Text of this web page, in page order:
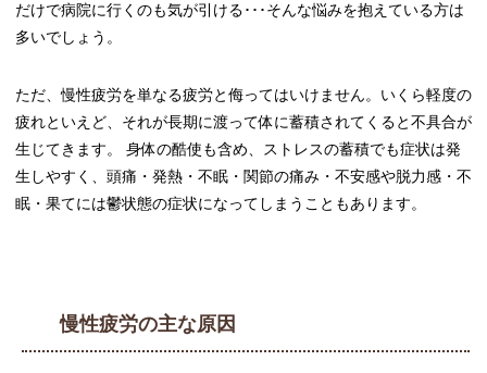
だけで病院に行くのも気が引ける･･･そんな悩みを抱えている方は
多いでしょう。
ただ、慢性疲労を単なる疲労と侮ってはいけません。いくら軽度の
疲れといえど、それが長期に渡って体に蓄積されてくると不具合が
生じてきます。 身体の酷使も含め、ストレスの蓄積でも症状は発
生しやすく、頭痛・発熱・不眠・関節の痛み・不安感や脱力感・不
眠・果てには鬱状態の症状になってしまうこともあります。
慢性疲労の主な原因